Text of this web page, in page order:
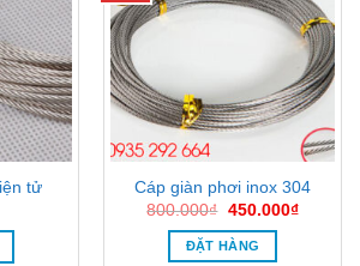
tử
Cáp giàn phơi inox 304
800.000₫ Giá
là:
800.000₫.
450.000₫Giá
ĐẶT HÀNG